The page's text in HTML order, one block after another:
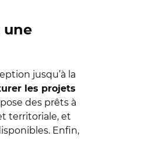
une
jusqu’à la
les projets
des prêts à
territoriale, et
Enfin,